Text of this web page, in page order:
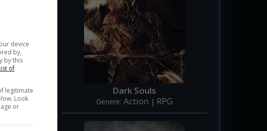
Dark Souls
Genere: Action | RPG
device
by,
by this
of
legitimate
Look
or